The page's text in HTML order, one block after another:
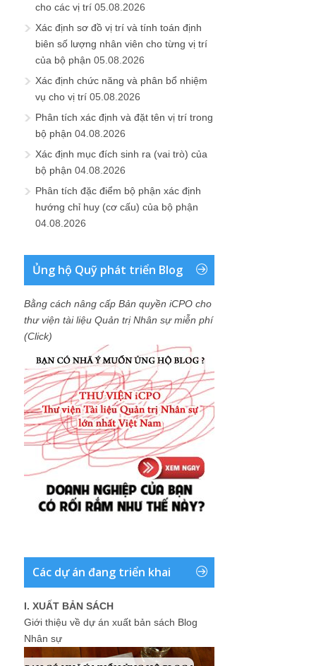
cho các vị trí 05.08.2026
Xác định sơ đồ vị trí và tính toán định
biên số lượng nhân viên cho từng vị trí
của bộ phận 05.08.2026
Xác định chức năng và phân bổ nhiệm
vụ cho vị trí 05.08.2026
Phân tích xác định và đặt tên vị trí trong
bộ phận 04.08.2026
Xác định mục đích sinh ra (vai trò) của
bộ phận 04.08.2026
Phân tích đặc điểm bộ phận xác định
hướng chỉ huy (cơ cấu) của bộ phận
04.08.2026
Ủng hộ Quỹ phát triển Blog
Bằng cách nâng cấp Bản quyền iCPO cho
thư viện tài liệu Quản trị Nhân sự miễn phí
(Click)
Các dự án đang triển khai
I. XUẤT BẢN SÁCH
Giới thiệu về dự án xuất bản sách Blog
Nhân sự